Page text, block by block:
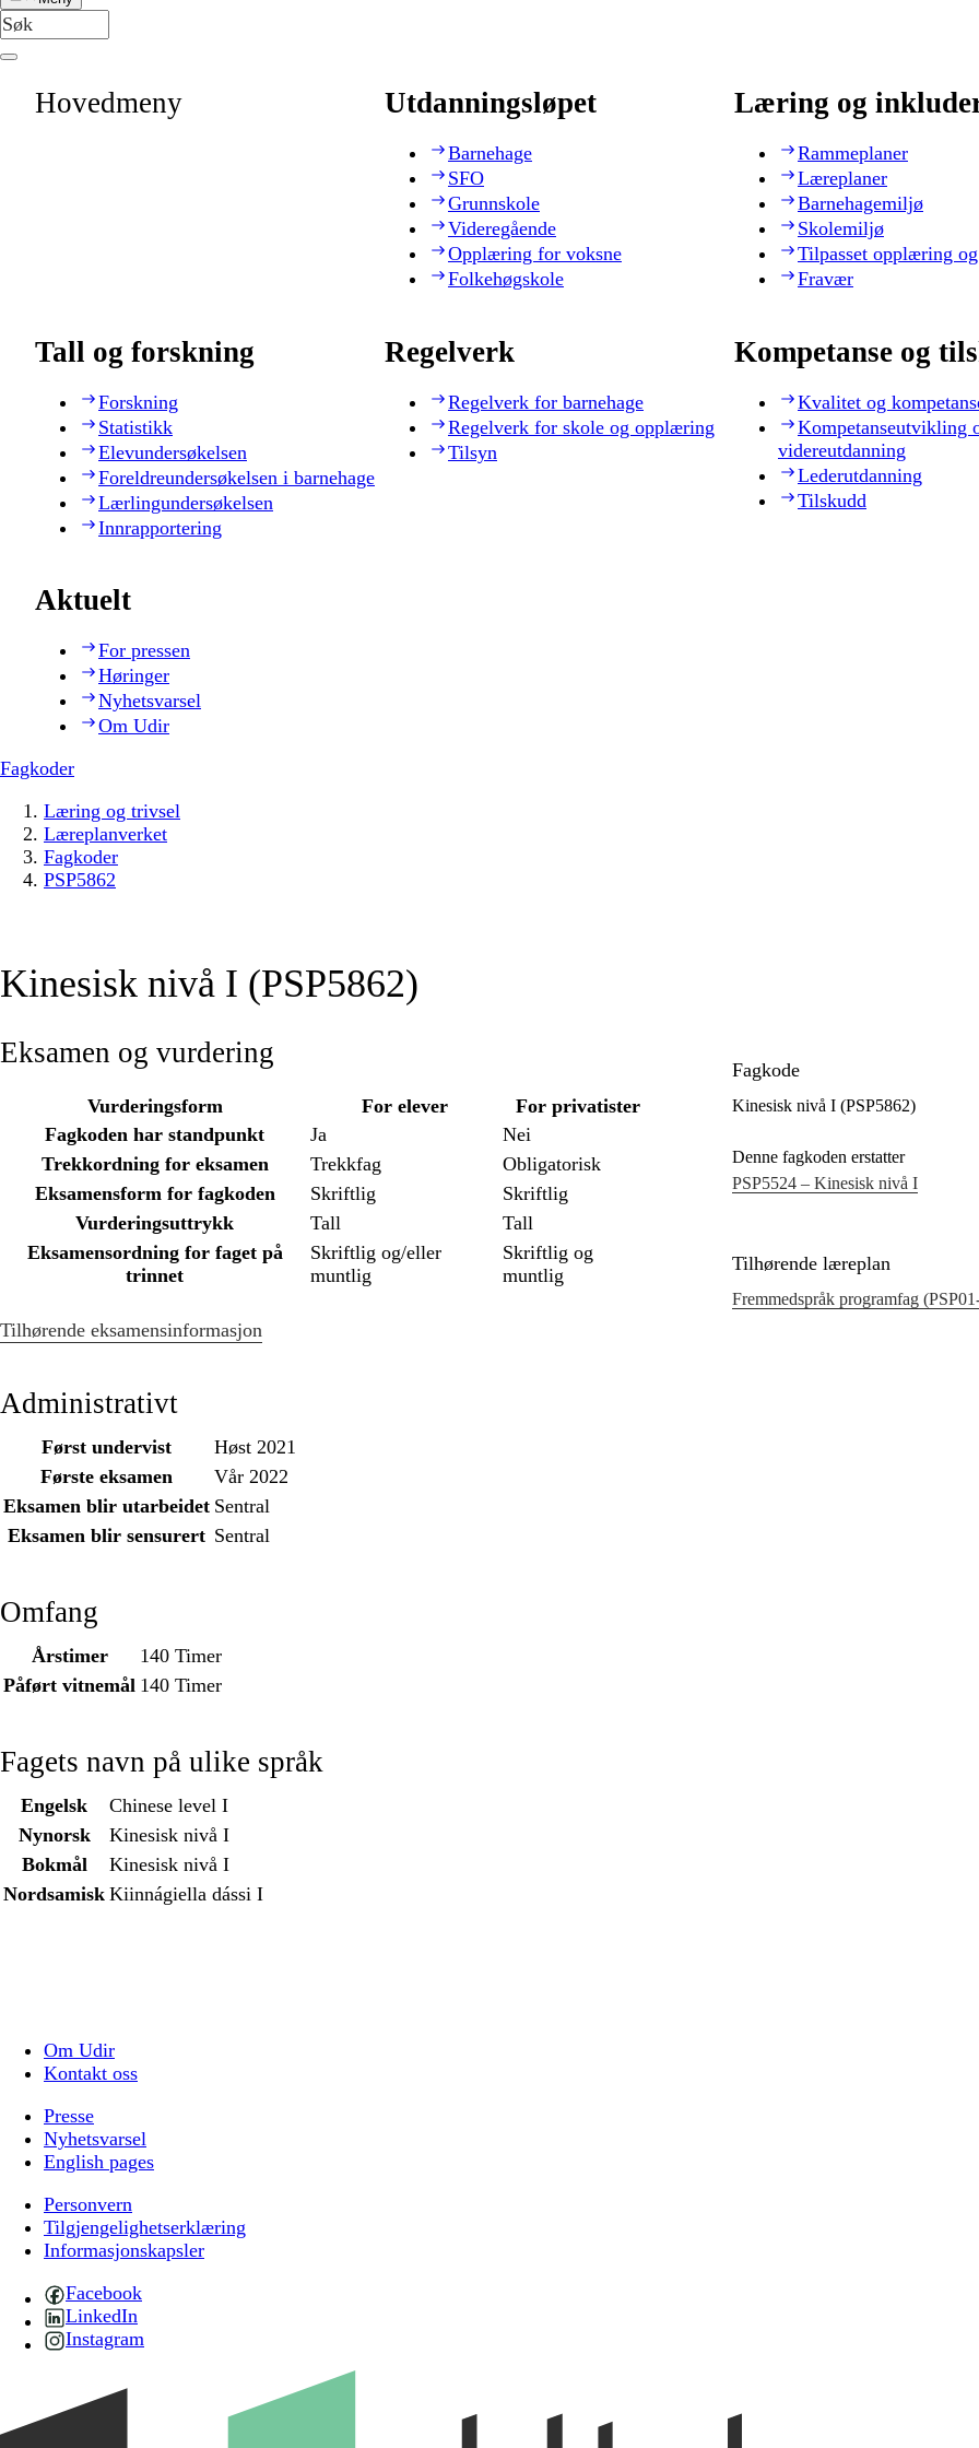
Hovedmeny Utdanningsløpet
Barnehage
SFO
Grunnskole
Videregående
Opplæring for voksne
Folkehøgskole
Læring og
Rammeplaner
Læreplaner
Barnehagemiljø
Skolemiljø
Tilpasset opplæring
Fravær
Tall og forskning
Forskning
Statistikk
Elevundersøkelsen
Foreldreundersøkelsen i barnehage
Lærlingundersøkelsen
Innrapportering
Regelverk
Regelverk for barnehage
Regelverk for skole og opplæring
Tilsyn
Kompetanse og
Kvalitet og
Kompetanseutvikling
videreutdanning
Lederutdanning
Tilskudd
Aktuelt
For pressen
Høringer
Nyhetsvarsel
Om Udir
Fagkoder
Læring og trivsel
Læreplanverket
Fagkoder
PSP5862
Kinesisk nivå I (PSP5862)
Eksamen og vurdering
Vurderingsform For elever
For privatister
Fagkoden har standpunkt
Ja
Nei
Trekkordning for eksamen
Trekkfag
Obligatorisk
Eksamensform for fagkoden
Skriftlig
Skriftlig
Vurderingsuttrykk
Tall
Tall
Eksamensordning for faget på
trinnet
Skriftlig og/eller
muntlig
Skriftlig og
muntlig
Tilhørende eksamensinformasjon
Administrativt
Først undervist
Høst 2021
Første eksamen
Vår 2022
Eksamen blir utarbeidet Sentral
Eksamen blir sensurert Sentral
Omfang
Årstimer
140 Timer
Påført vitnemål 140 Timer
Fagets navn på ulike språk
Engelsk
Chinese level I
Nynorsk
Kinesisk nivå I
Bokmål
Kinesisk nivå I
Nordsamisk Kiinnágiella dássi I
Fagkode
Kinesisk nivå I (PSP5862)
Denne fagkoden erstatter
PSP5524 – Kinesisk nivå I
Tilhørende læreplan
Fremmedspråk programfag
Om Udir
Kontakt oss
Presse
Nyhetsvarsel
English pages
Personvern
Tilgjengelighetserklæring
Informasjonskapsler
Facebook
LinkedIn
Instagram